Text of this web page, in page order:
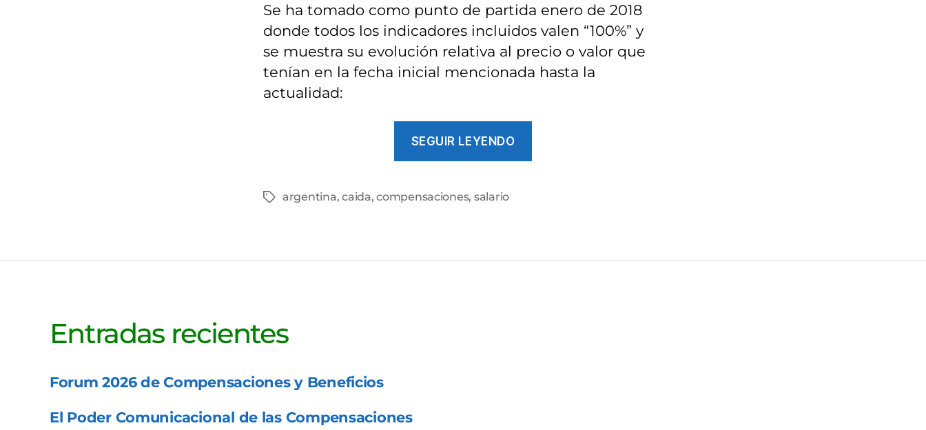
Se ha tomado como punto de partida enero de 2018
donde todos los indicadores incluidos valen “100%” y
se muestra su evolución relativa al precio o valor que
tenían en la fecha inicial mencionada hasta la
actualidad:
SEGUIR LEYENDO
Etiquetas
argentina,caida,compensaciones, salario
Entradas recientes
Forum 2026 de Compensaciones y Beneficios
El Poder Comunicacional de las Compensaciones